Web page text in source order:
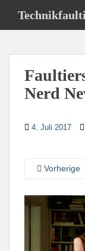
Nerd
4. Juli 2017
Vorherige